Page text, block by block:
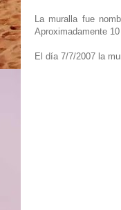
La muralla fue
Aproximadamente
El día 7/7/2007 la